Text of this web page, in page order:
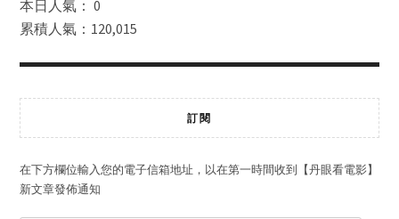
本日人氣： 0
累積人氣：120,015
訂閱
在下方欄位輸入您的電子信箱地址，以在第一時間收到【丹眼看電影】
新文章發佈通知